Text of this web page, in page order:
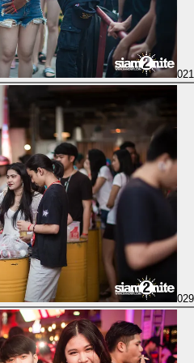
021
029